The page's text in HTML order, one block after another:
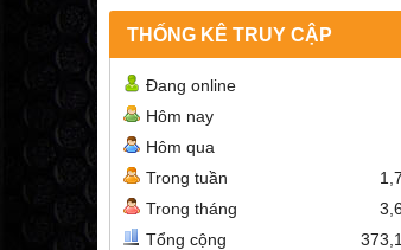
THỐNG KÊ TRUY CẬP
Đang online
Hôm nay
Hôm qua
Trong tuần
Trong tháng
Tổng cộng